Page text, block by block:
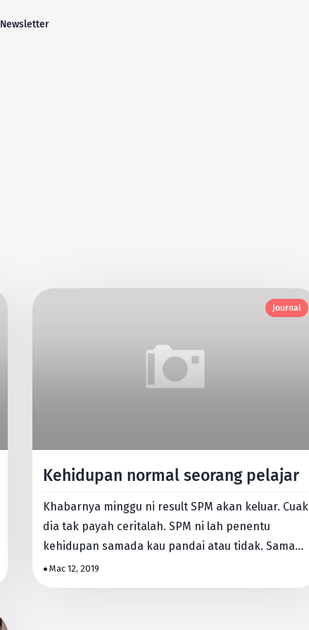
Newsletter
Journal
Kehidupan normal seorang pelajar
Khabarnya minggu ni result SPM akan keluar. Cuak
dia tak payah ceritalah. SPM ni lah penentu
kehidupan samada kau pandai atau tidak. Samada
jadi tikus makmal a…
Mac 12, 2019